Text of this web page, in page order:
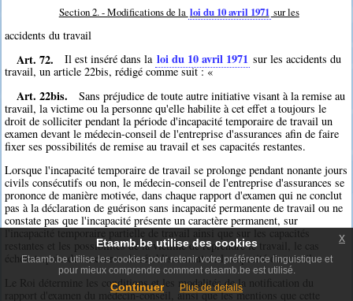
Section 2. - Modifications de la loi du 10 avril 1971 sur les
accidents du travail
Art. 72. Il est inséré dans la loi du 10 avril 1971 sur les accidents du
travail, un article 22bis, rédigé comme suit : «
Art. 22bis.
Sans préjudice de toute autre initiative visant à la remise au
travail, la victime ou la personne qu'elle habilite à cet effet a toujours le
droit de solliciter pendant la période d'incapacité temporaire de travail un
examen devant le médecin-conseil de l'entreprise d'assurances afin de faire
fixer ses possibilités de remise au travail et ses capacités restantes.
Lorsque l'incapacité temporaire de travail se prolonge pendant nonante jours
civils consécutifs ou non, le médecin-conseil de l'entreprise d'assurances se
prononce de manière motivée, dans chaque rapport d'examen qui ne conclut
pas à la déclaration de guérison sans incapacité permanente de travail ou ne
constate pas que l'incapacité présente un caractère permanent, sur
l'incapacité temporaire partielle de travail ainsi que sur les capacités
restantes et les possibilités de la victime de reprendre le travail, le cas
échéant après des mesures de rétablissement de la capacité de travail.
Le Roi détermine les conditions et les modalités de la notification du
rapport d'examen du médecin-conseil, ainsi que les mentions que cette
Etaamb.be utilise des cookies
Etaamb.be utilise les cookies pour retenir votre préférence linguistique et
pour mieux comprendre comment etaamb.be est utilisé.
Continuer Plus de details
x